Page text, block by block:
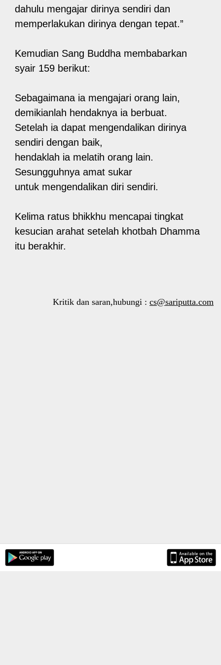
dahulu mengajar dirinya sendiri dan
memperlakukan dirinya dengan tepat.”
Kemudian Sang Buddha membabarkan
syair 159 berikut:
Sebagaimana ia mengajari orang lain,
demikianlah hendaknya ia berbuat.
Setelah ia dapat mengendalikan dirinya
sendiri dengan baik,
hendaklah ia melatih orang lain.
Sesungguhnya amat sukar
untuk mengendalikan diri sendiri.
Kelima ratus bhikkhu mencapai tingkat
kesucian arahat setelah khotbah Dhamma
itu berakhir.
Kritik dan saran,hubungi : cs@sariputta.com